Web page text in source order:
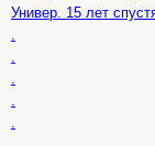
Универ. 15 лет